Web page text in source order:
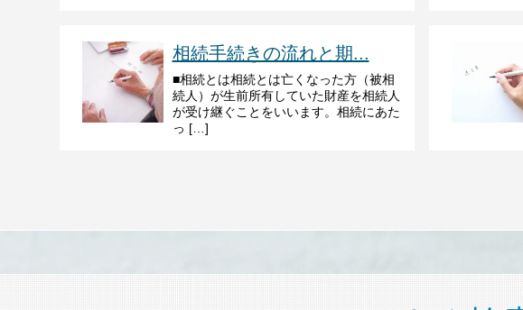
相続手続きの流れと期...
■相続とは相続とは亡くなった方（被相
続人）が生前所有していた財産を相続人
が受け継ぐことをいいます。相続にあた
っ […]